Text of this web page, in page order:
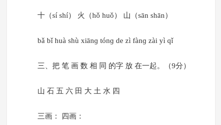
十（sí shí） 火（hǒ huǒ） 山（sān shān）
bǎ bǐ huà shù xiānɡ tónɡ de zì fànɡ zài yì qǐ
三、把 笔 画 数 相 同 的字 放 在一起。（9分）
山 石 五 六 田 大 土 水 四
三画： 四画：